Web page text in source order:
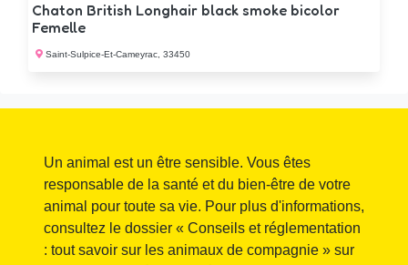
Chaton British Longhair black smoke bicolor
Femelle
Saint-Sulpice-Et-Cameyrac, 33450
Un animal est un être sensible. Vous êtes
responsable de la santé et du bien-être de votre
animal pour toute sa vie. Pour plus d'informations,
consultez le dossier « Conseils et réglementation
: tout savoir sur les animaux de compagnie » sur